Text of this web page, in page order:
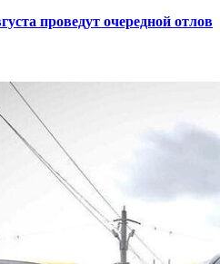
проведут очередной отлов